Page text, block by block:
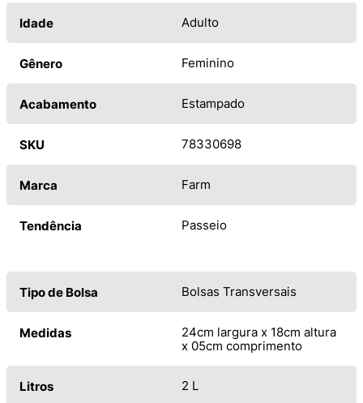
Idade Adulto
Gênero Feminino
Acabamento Estampado
SKU 78330698
Marca Farm
Tendência Passeio
Tipo de Bolsa Bolsas Transversais
Medidas
24cm largura x 18cm altura
x 05cm comprimento
Litros 2 L